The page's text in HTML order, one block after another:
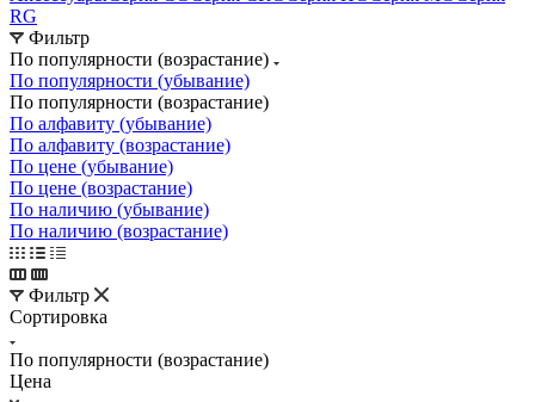
RG
Фильтр
По популярности (возрастание)
По популярности (убывание)
По популярности (возрастание)
По алфавиту (убывание)
По алфавиту (возрастание)
По цене (убывание)
По цене (возрастание)
По наличию (убывание)
По наличию (возрастание)
Фильтр
Сортировка
По популярности (возрастание)
Цена